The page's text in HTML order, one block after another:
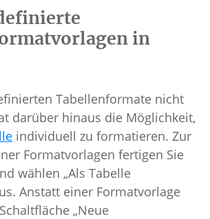
in
Tabellenformate nicht
darüber hinaus die Möglichkeit,
individuell zu formatieren. Zur
Formatvorlagen fertigen Sie
wählen „Als Tabelle
Anstatt einer Formatvorlage
„Neue